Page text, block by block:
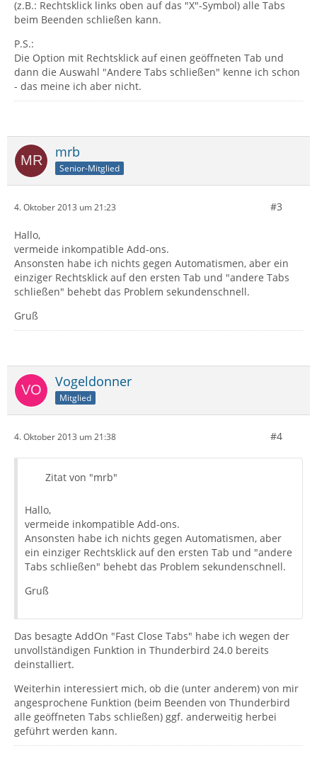
(z.B.: Rechtsklick links oben auf das "X"-Symbol) alle Tabs
beim Beenden schließen kann.
P.S.:
Die Option mit Rechtsklick auf einen geöffneten Tab und
dann die Auswahl "Andere Tabs schließen" kenne ich schon
- das meine ich aber nicht.
mrb
Senior-Mitglied
4. Oktober 2013 um 21:23 #3
Hallo,
vermeide inkompatible Add-ons.
Ansonsten habe ich nichts gegen Automatismen, aber ein
einziger Rechtsklick auf den ersten Tab und "andere Tabs
schließen" behebt das Problem sekundenschnell.
Gruß
Vogeldonner
Mitglied
4. Oktober 2013 um 21:38 #4
Zitat von "mrb"
Hallo,
vermeide inkompatible Add-ons.
Ansonsten habe ich nichts gegen Automatismen, aber
ein einziger Rechtsklick auf den ersten Tab und "andere
Tabs schließen" behebt das Problem sekundenschnell.
Gruß
Das besagte AddOn "Fast Close Tabs" habe ich wegen der
unvollständigen Funktion in Thunderbird 24.0 bereits
deinstalliert.
Weiterhin interessiert mich, ob die (unter anderem) von mir
angesprochene Funktion (beim Beenden von Thunderbird
alle geöffneten Tabs schließen) ggf. anderweitig herbei
geführt werden kann.